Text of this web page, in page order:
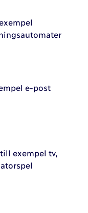
e-post
exempel tv,